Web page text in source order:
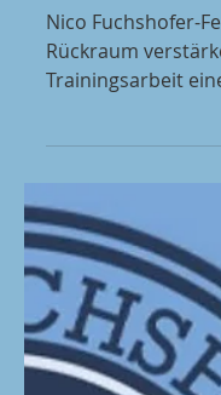
vor 19 Stunden
Fuchsbau,
Nico Fuchshofer-
Rückraum
Trainingsarbeit
wir noch breiter
unsere
Markusic im
und schonen. Wir